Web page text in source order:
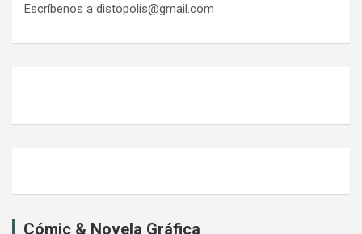
Escríbenos a distopolis@gmail.com
Cómic & Novela Gráfica